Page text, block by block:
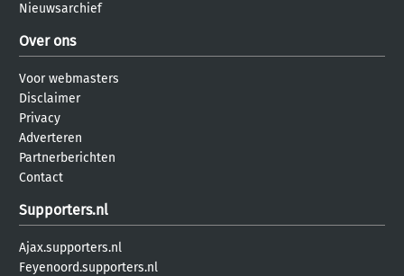
Nieuwsarchief
Over ons
Voor webmasters
Disclaimer
Privacy
Adverteren
Partnerberichten
Contact
Supporters.nl
Ajax.supporters.nl
Feyenoord.supporters.nl